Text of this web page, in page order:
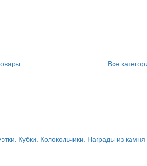
Все
Кубки. Колокольчики. Награды из